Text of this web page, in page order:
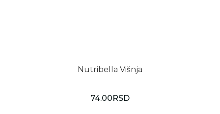
Nutribella Višnja
74.00 RSD